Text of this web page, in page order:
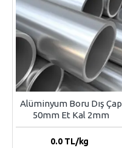
Alüminyum Boru Dış Çap
50mm Et Kal 2mm
0.0TL/kg